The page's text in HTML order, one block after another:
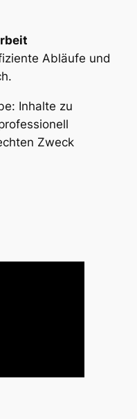
Abläufe und
Inhalte zu
Zweck